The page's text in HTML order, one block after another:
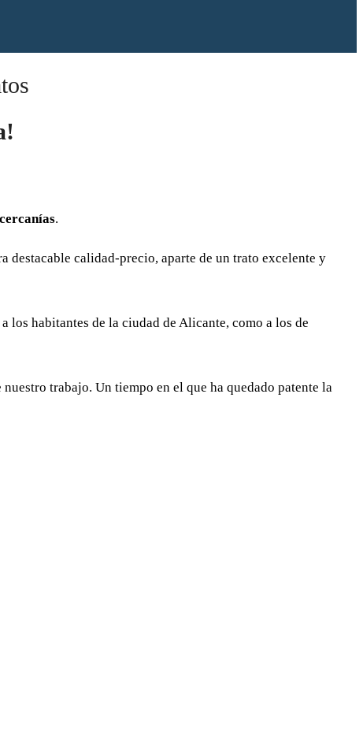
.
destacable calidad-precio, aparte de un trato excelente y
los habitantes de la ciudad de Alicante, como a los de
trabajo. Un tiempo en el que ha quedado patente la